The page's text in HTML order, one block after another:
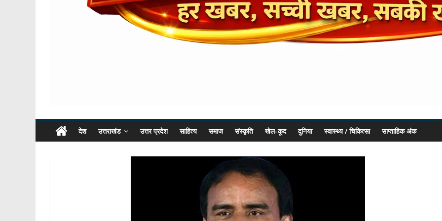
देश उत्तराखंड उत्तर प्रदेश साहित्य समाज संस्कृति खेल-कूद दुनिया स्वास्थ्य / चिकित्सा साप्ताहिक अंक